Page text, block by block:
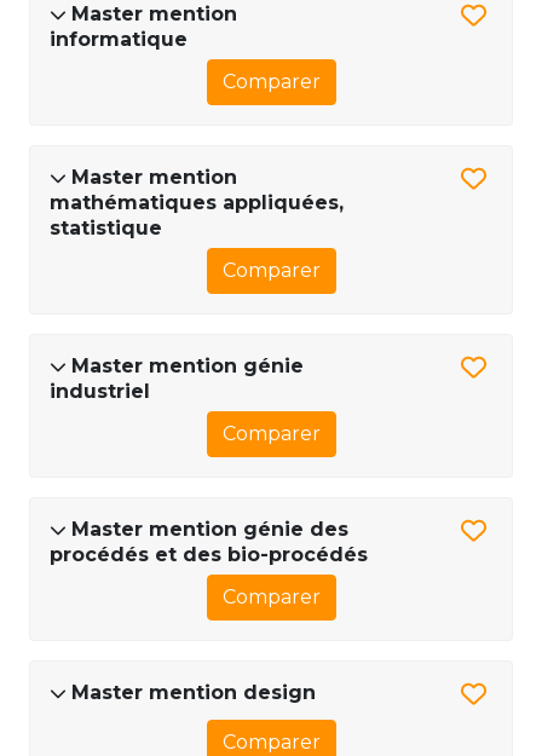
Master mention
informatique
Comparer
Master mention
mathématiques appliquées,
statistique
Comparer
Master mention génie
industriel
Comparer
Master mention génie des
procédés et des bio-procédés
Comparer
Master mention design
Comparer